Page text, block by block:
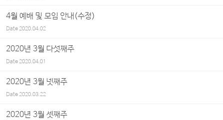
4월 예배 및 모임 안내(수정)
Date2020.04.02
2020년 3월 다섯째주
Date2020.04.01
2020년 3월 넷째주
Date2020.03.22
2020년 3월 셋째주